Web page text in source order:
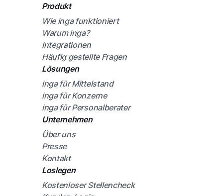
Produkt
Wie inga funktioniert
Warum inga?
Integrationen
Häufig gestellte Fragen
Lösungen
inga für Mittelstand
inga für Konzerne
inga für Personalberater
Unternehmen
Über uns
Presse
Kontakt
Loslegen
Kostenloser Stellencheck